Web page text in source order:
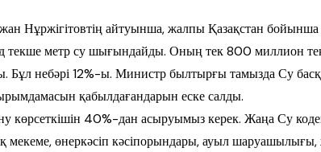
Нұржігітовтің айтуынша, жал­пы Қазақстан бойынша
текше метр су шығындайды. Оның тек 800 мил­лион
Бұл небәрі 12%-ы. Ми­нистр былтырғы тамызда Су
қабылдағандарын еске салды.
көрсеткішін 40%-дан асыруы­мыз керек. Жаңа Су
мекеме, өнер­кәсіп кәсіпорындары, ауыл шаруа­шы­лығы,